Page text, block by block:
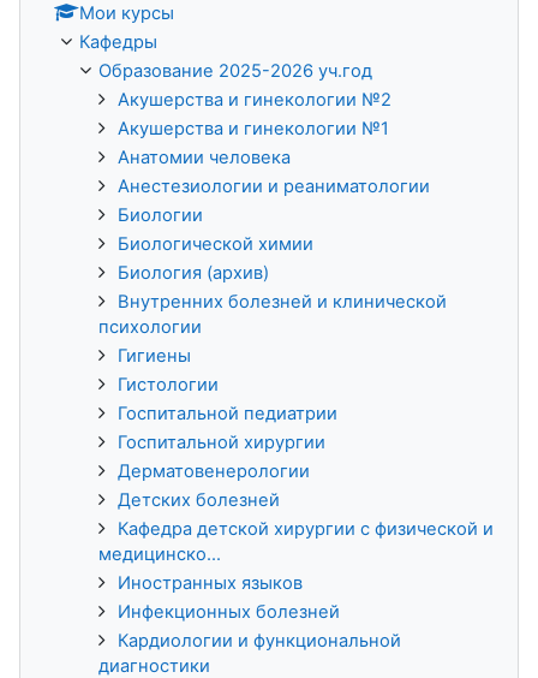
Мои курсы
Кафедры
Образование 2025-2026 уч.год
Акушерства и гинекологии №2
Акушерства и гинекологии №1
Анатомии человека
Анестезиологии и реаниматологии
Биологии
Биологической химии
Биология (архив)
Внутренних болезней и клинической
психологии
Гигиены
Гистологии
Госпитальной педиатрии
Госпитальной хирургии
Дерматовенерологии
Детских болезней
Кафедра детской хирургии с физической и
медицинско...
Иностранных языков
Инфекционных болезней
Кардиологии и функциональной
диагностики